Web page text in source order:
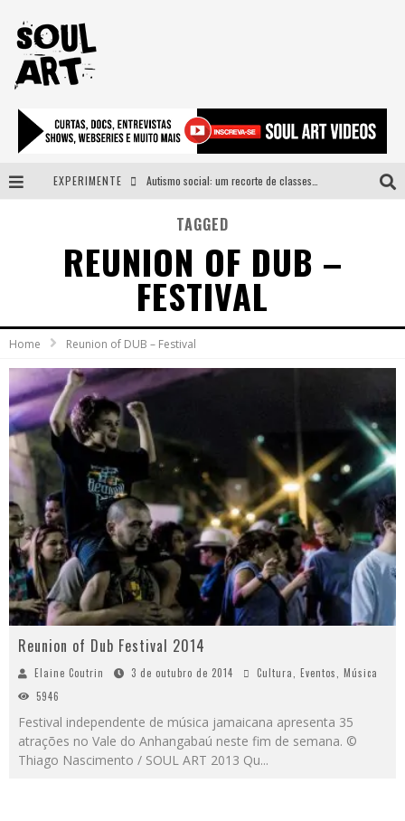
EXPERIMENTE
A subida da rampa é diferente!
Faça o bem! Mas, sem olhar a quem!?
TAGGED
REUNION OF DUB –
FESTIVAL
Home Reunion of DUB – Festival
Reunion of Dub Festival 2014
Elaine Coutrin 3 de outubro de 2014 Cultura, Eventos, Música
5946
Festival independente de música jamaicana apresenta 35
atrações no Vale do Anhangabaú neste fim de semana. ©
Thiago Nascimento / SOUL ART 2013 Qu...